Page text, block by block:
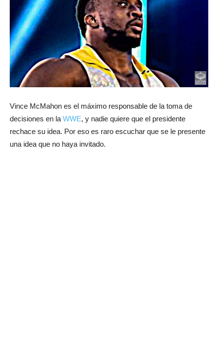
Vince McMahon es el máximo responsable de la toma de
decisiones en la WWE, y nadie quiere que el presidente
rechace su idea. Por eso es raro escuchar que se le presente
una idea que no haya invitado.